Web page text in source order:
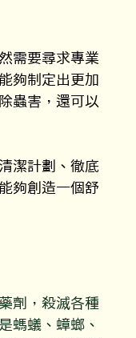
需要尋求專業
夠制定出更加
蟲害，還可以
潔計劃、徹底
夠創造一個舒
劑，殺滅各種
螞蟻、蟑螂、